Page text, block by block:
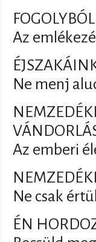
Az
Ne menj
Az emberi
Ne csak
ÉN